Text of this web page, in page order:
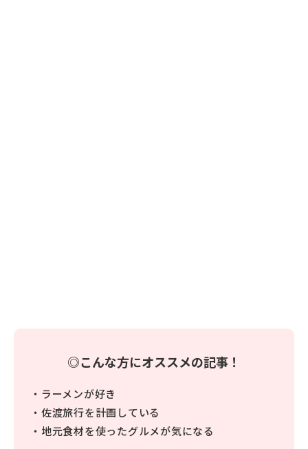
◎こんな方にオススメの記事！
・ラーメンが好き
・佐渡旅行を計画している
・地元食材を使ったグルメが気になる